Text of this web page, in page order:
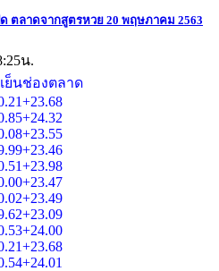
ตลาดจากสูตรหวย 20 พฤษภาคม 2563
น.
ย็นช่องตลาด